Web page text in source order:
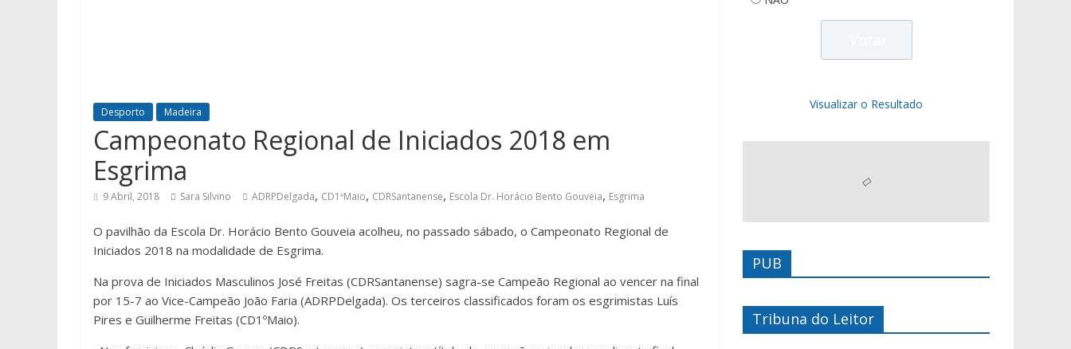
Desporto Madeira
Campeonato Regional de Iniciados 2018 em
Esgrima
9 Abril, 2018 Sara Silvino ADRPDelgada, CD1ºMaio, CDRSantanense, Escola Dr. Horácio Bento Gouveia, Esgrima
O pavilhão da Escola Dr. Horácio Bento Gouveia acolheu, no passado sábado, o Campeonato Regional de
Iniciados 2018 na modalidade de Esgrima.
Na prova de Iniciados Masculinos José Freitas (CDRSantanense) sagra-se Campeão Regional ao vencer na final
por 15-7 ao Vice-Campeão João Faria (ADRPDelgada). Os terceiros classificados foram os esgrimistas Luís
Pires e Guilherme Freitas (CD1ºMaio).
Visualizar o Resultado
PUB
Tribuna do Leitor